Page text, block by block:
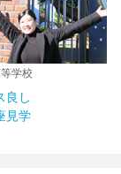
学校
良し
見学